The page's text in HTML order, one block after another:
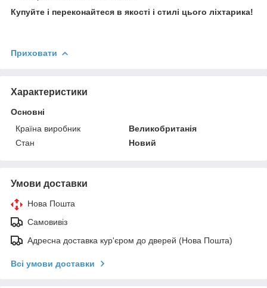
Купуйте і переконайтеся в якості і стилі цього ліхтарика!
Приховати
Характеристики
Основні
Країна виробник
Великобританія
Стан
Новий
Умови доставки
Нова Пошта
Самовивіз
Адресна доставка кур'єром до дверей (Нова Пошта)
Всі умови доставки